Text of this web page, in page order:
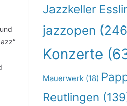
Jazzkeller
jazzopen
Konzerte
Mauerwerk (18)
Reutlingen